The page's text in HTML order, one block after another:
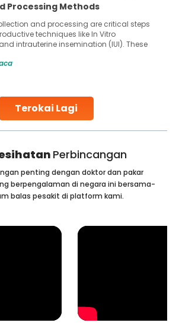
Terokai Lagi
Processing Methods
and processing are critical steps
techniques like In Vitro
intrauterine insemination (IUI). These
couples achieve their dream of
the
Perbincangan
penting dengan doktor dan pakar
berpengalaman di negara ini bersama-
balas pesakit di platform kami.